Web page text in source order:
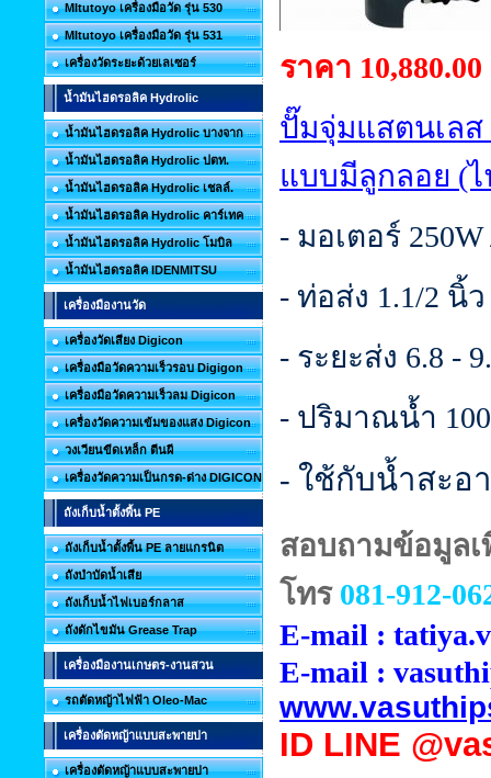
MItutoyo เครื่องมือวัด รุ่น 530
MItutoyo เครื่องมือวัด รุ่น 531
เครื่องวัดระยะด้วยเลเซอร์
น้ำมันไฮดรอลิค Hydrolic
น้ำมันไฮดรอลิค Hydrolic บางจาก
น้ำมันไฮดรอลิค Hydrolic ปตท.
น้ำมันไฮดรอลิค Hydrolic เชลล์.
น้ำมันไฮดรอลิค Hydrolic คาร์เทค
น้ำมันไฮดรอลิค Hydrolic โมบิล
น้ำมันไฮดรอลิค IDENMITSU
เครื่องมืองานวัด
เครื่องวัดเสียง Digicon
เครื่องมือวัดความเร็วรอบ Digigon
เครื่องมือวัดความเร็วลม Digicon
เครื่องวัดความเข้มของแสง Digicon
วงเวียนขีดเหล็ก ตีนผี
เครื่องวัดความเป็นกรด-ด่าง DIGICON
ถังเก็บน้ำตั้งพื้น PE
ถังเก็บน้ำตั้งพื้น PE ลายแกรนิต
ถังบำบัดน้ำเสีย
ถังเก็บน้ำไฟเบอร์กลาส
ถังดักไขมัน Grease Trap
เครื่องมืองานเกษตร-งานสวน
รถตัดหญ้าไฟฟ้า Oleo-Mac
เครื่องตัดหญ้าแบบสะพายบ่า
เครื่องตัดหญ้าแบบสะพายบ่า
ราคา
ปั๊มจุ่มแสตนเลส
แบบมีลูกลอย (ไ
- มอเตอร์ 250W
- ท่อส่ง 1.1/2 นิ้ว
- ระยะส่ง 6.8 -
- ปริมาณน้ำ
- ใช้กับน้ำสะอ
สอบถามข้อมูลเ
โทร 081-912-
E-mail :
E-mail :
ID LINE